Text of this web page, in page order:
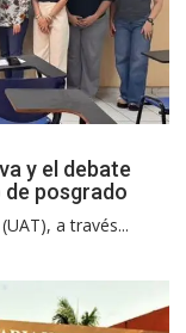
y el debate
posgrado
a través...